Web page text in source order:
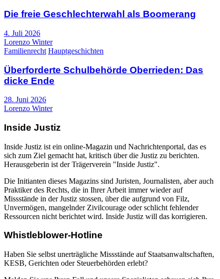
Die freie Geschlechterwahl als Boomerang
4. Juli 2026
Lorenzo Winter
Familienrecht Hauptgeschichten
Überforderte Schulbehörde Oberrieden: Das
dicke Ende
28. Juni 2026
Lorenzo Winter
Inside Justiz
Inside Justiz ist ein online-Magazin und Nachrichtenportal, das es
sich zum Ziel gemacht hat, kritisch über die Justiz zu berichten.
Herausgeberin ist der Trägerverein "Inside Justiz".
Die Initianten dieses Magazins sind Juristen, Journalisten, aber auch
Praktiker des Rechts, die in Ihrer Arbeit immer wieder auf
Missstände in der Justiz stossen, über die aufgrund von Filz,
Unvermögen, mangelnder Zivilcourage oder schlicht fehlender
Ressourcen nicht berichtet wird. Inside Justiz will das korrigieren.
Whistleblower-Hotline
Haben Sie selbst unerträgliche Missstände auf Staatsanwaltschaften,
KESB, Gerichten oder Steuerbehörden erlebt?